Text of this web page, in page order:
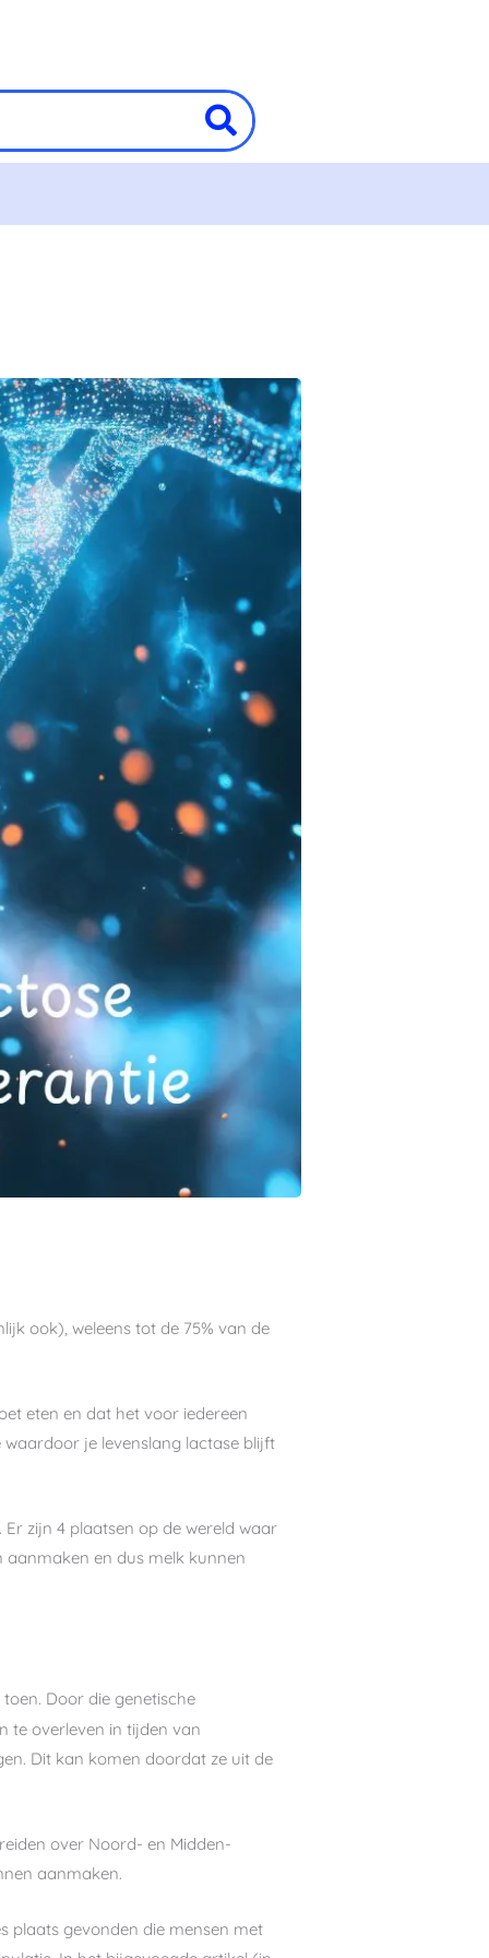
ook), weleens tot de 75% van de
eten en dat het voor iedereen
je levenslang lactase blijft
zijn 4 plaatsen op de wereld waar
en dus melk kunnen
Door die genetische
te overleven in tijden van
Dit kan komen doordat ze uit de
over Noord- en Midden-
aanmaken.
plaats gevonden die mensen met